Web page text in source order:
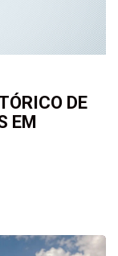
DE
EM